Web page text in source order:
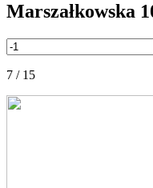
Marszałkowska
7 / 15